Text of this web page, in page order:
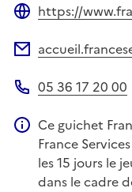
https://
05 36 17 20 00
Information
Ce guichet
France
les 15 jours le
dans le cadre